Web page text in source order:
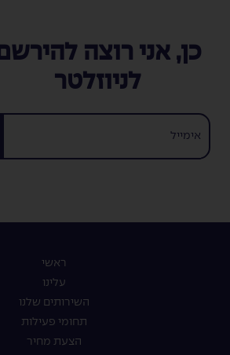
כן, אני רוצה להירשם
לניוזלטר
ראשי
עלינו
השירותים שלנו
תחומי פעילות
הצעת מחיר